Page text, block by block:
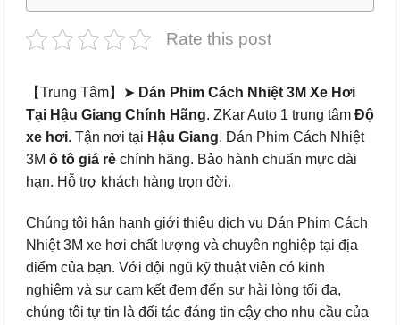
Rate this post
【Trung Tâm】➤ Dán Phim Cách Nhiệt 3M Xe Hơi
Tại Hậu Giang Chính Hãng. ZKar Auto 1 trung tâm Độ
xe hơi. Tận nơi tại Hậu Giang. Dán Phim Cách Nhiệt
3M ô tô giá rẻ chính hãng. Bảo hành chuẩn mực dài
hạn. Hỗ trợ khách hàng trọn đời.
Chúng tôi hân hạnh giới thiệu dịch vụ Dán Phim Cách
Nhiệt 3M xe hơi chất lượng và chuyên nghiệp tại địa
điểm của bạn. Với đội ngũ kỹ thuật viên có kinh
nghiệm và sự cam kết đem đến sự hài lòng tối đa,
chúng tôi tự tin là đối tác đáng tin cậy cho nhu cầu của